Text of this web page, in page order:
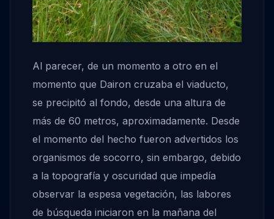
Al parecer, de un momento a otro en el
momento que Dairon cruzaba el viaducto,
se precipitó al fondo, desde una altura de
más de 60 metros, aproximadamente. Desde
el momento del hecho fueron advertidos los
organismos de socorro, sin embargo, debido
a la topografía y oscuridad que impedía
observar la espesa vegetación, las labores
de búsqueda iniciaron en la mañana del